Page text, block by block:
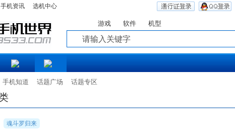
手机资讯 选机中心
游戏 软件 机型
手机知道 话题广场 话题专区
魂斗罗归来